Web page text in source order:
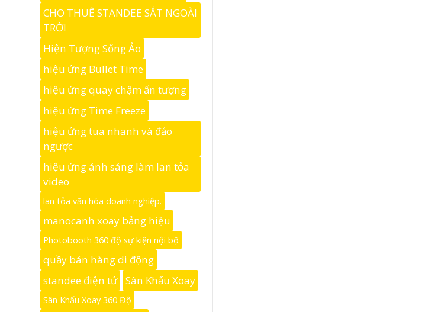
CHO THUÊ STANDEE SẮT NGOÀI
TRỜI
Hiện Tượng Sống Ảo
hiệu ứng Bullet Time
hiệu ứng quay chậm ấn tượng
hiệu ứng Time Freeze
hiệu ứng tua nhanh và đảo
ngược
hiệu ứng ánh sáng làm lan tỏa
video
lan tỏa văn hóa doanh nghiệp.
manocanh xoay bảng hiệu
Photobooth 360 độ sự kiện nội bộ
quầy bán hàng di động
standee điện tử
Sân Khấu Xoay
Sân Khấu Xoay 360 Độ